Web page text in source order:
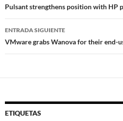
de
entradas
Pulsant strengthens position with HP
ENTRADA SIGUIENTE
VMware grabs Wanova for their end-
ETIQUETAS